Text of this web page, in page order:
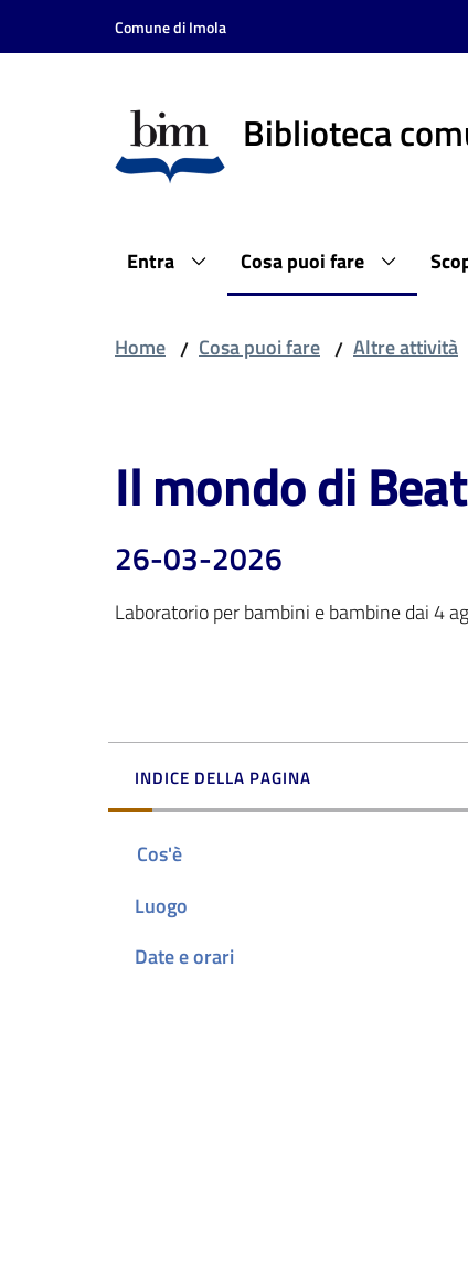
Vai al contenuto
Vai alla navigazione
Comune di Imola
Biblioteca
Entra Cosa puoi fare
Home / Cosa puoi fare / Altre attività
Il mondo di
26-03-2026
Laboratorio per bambini e bambine dai 4
INDICE DELLA PAGINA
Cos'è
Luogo
Date e orari